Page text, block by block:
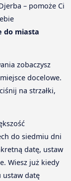
– pomoże Ci
do miasta
zobaczysz
docelowe.
na strzałki,
do siedmiu dni
datę, ustaw
Wiesz już kiedy
ustaw datę